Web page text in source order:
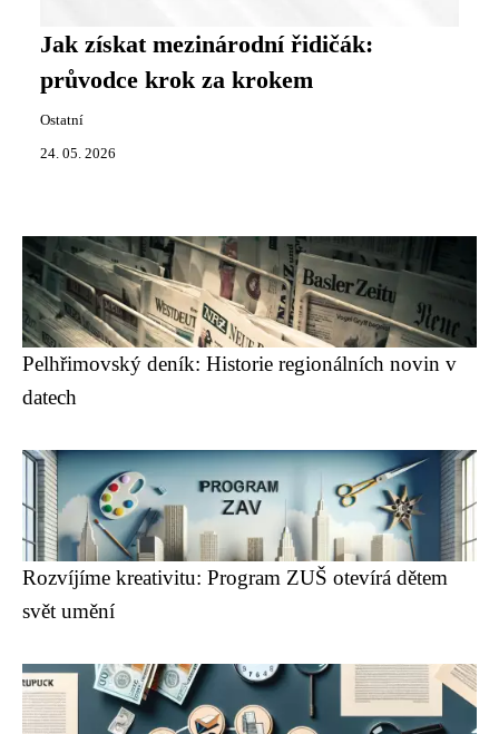
Jak získat mezinárodní řidičák:
průvodce krok za krokem
Ostatní
24. 05. 2026
Pelhřimovský deník: Historie regionálních novin v
datech
Rozvíjíme kreativitu: Program ZUŠ otevírá dětem
svět umění